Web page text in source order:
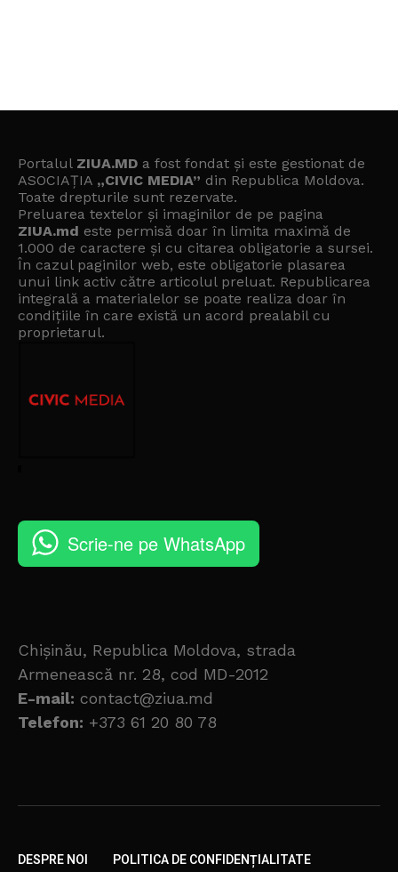
Portalul ZIUA.MD a fost fondat și este gestionat de
ASOCIAȚIA „CIVIC MEDIA” din Republica Moldova.
Toate drepturile sunt rezervate.
Preluarea textelor și imaginilor de pe pagina
ZIUA.md este permisă doar în limita maximă de
1.000 de caractere și cu citarea obligatorie a sursei.
În cazul paginilor web, este obligatorie plasarea
unui link activ către articolul preluat. Republicarea
integrală a materialelor se poate realiza doar în
condițiile în care există un acord prealabil cu
proprietarul.
Scrie-ne pe WhatsApp
Chișinău, Republica Moldova, strada
Armenească nr. 28, cod MD-2012
E-mail: contact@ziua.md
Telefon: +373 61 20 80 78
DESPRE NOI POLITICA DE CONFIDENȚIALITATE